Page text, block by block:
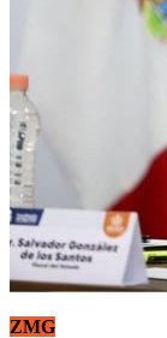
ZMG